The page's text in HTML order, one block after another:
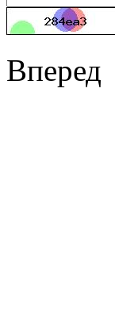
Вперед